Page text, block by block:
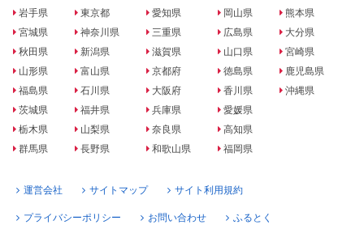
岩手県
宮城県
秋田県
山形県
福島県
茨城県
栃木県
群馬県
東京都
神奈川県
新潟県
富山県
石川県
福井県
山梨県
長野県
愛知県
三重県
滋賀県
京都府
大阪府
兵庫県
奈良県
和歌山県
岡山県
広島県
山口県
徳島県
香川県
愛媛県
高知県
福岡県
熊本県
大分県
宮崎県
鹿児島県
沖縄県
運営会社 サイトマップ サイト利用規約
プライバシーポリシー お問い合わせ ふるとく